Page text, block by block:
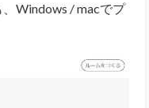
Windows / macでプ